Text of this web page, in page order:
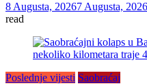
8 Augusta, 20267 Augusta, 2026
read
Poslednje vijesti Saobraćaj